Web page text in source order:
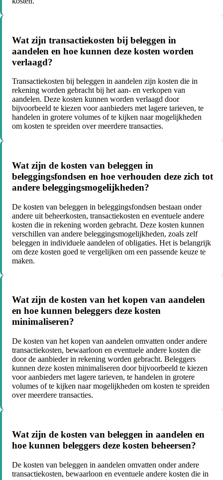
Wat zijn transactiekosten bij beleggen in
aandelen en hoe kunnen deze kosten worden
verlaagd?
Transactiekosten bij beleggen in aandelen zijn kosten die in
rekening worden gebracht bij het aan- en verkopen van
aandelen. Deze kosten kunnen worden verlaagd door
bijvoorbeeld te kiezen voor aanbieders met lagere tarieven, te
handelen in grotere volumes of te kijken naar mogelijkheden
om kosten te spreiden over meerdere transacties.
Wat zijn de kosten van beleggen in
beleggingsfondsen en hoe verhouden deze zich tot
andere beleggingsmogelijkheden?
De kosten van beleggen in beleggingsfondsen bestaan onder
andere uit beheerkosten, transactiekosten en eventuele andere
kosten die in rekening worden gebracht. Deze kosten kunnen
verschillen van andere beleggingsmogelijkheden, zoals zelf
beleggen in individuele aandelen of obligaties. Het is belangrijk
om deze kosten goed te vergelijken om een passende keuze te
maken.
Wat zijn de kosten van het kopen van aandelen
en hoe kunnen beleggers deze kosten
minimaliseren?
De kosten van het kopen van aandelen omvatten onder andere
transactiekosten, bewaarloon en eventuele andere kosten die
door de aanbieder in rekening worden gebracht. Beleggers
kunnen deze kosten minimaliseren door bijvoorbeeld te kiezen
voor aanbieders met lagere tarieven, te handelen in grotere
volumes of te kijken naar mogelijkheden om kosten te spreiden
over meerdere transacties.
Wat zijn de kosten van beleggen in aandelen en
hoe kunnen beleggers deze kosten beheersen?
De kosten van beleggen in aandelen omvatten onder andere
transactiekosten, bewaarloon en eventuele andere kosten die in